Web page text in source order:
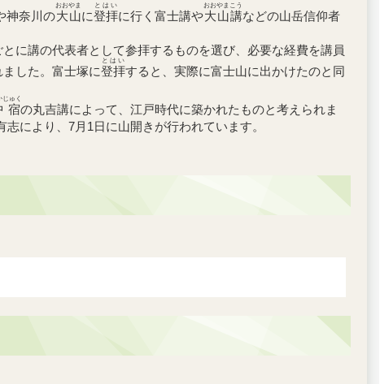
神奈川の大山
おおやま
に登拝
とはい
に行く富士講や大山講
おおやまこう
などの山岳信仰者
に講の代表者として参拝するものを選び、必要な経費を講員
した。富士塚に登拝
とはい
すると、実際に富士山に出かけたのと同
宿
じゅく
の丸吉講によって、江戸時代に築かれたものと考えられま
により、7月1日に山開きが行われています。